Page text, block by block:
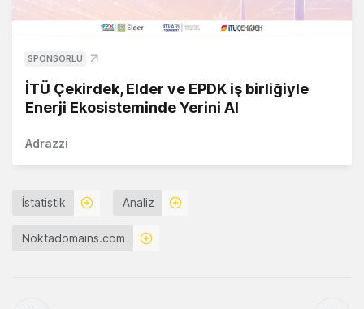
SPONSORLU
İTÜ Çekirdek, Elder ve EPDK iş birliğiyle
Enerji Ekosisteminde Yerini Al
Adrazzi
İstatistik Analiz
Noktadomains.com